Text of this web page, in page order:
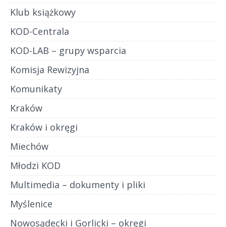
Klub książkowy
KOD-Centrala
KOD-LAB – grupy wsparcia
Komisja Rewizyjna
Komunikaty
Kraków
Kraków i okręgi
Miechów
Młodzi KOD
Multimedia – dokumenty i pliki
Myślenice
Nowosądecki i Gorlicki – okręgi